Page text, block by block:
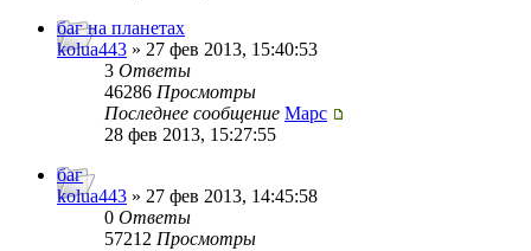
баг на планетах
kolua443 » 27 фев 2013, 15:40:53
3 Ответы
46286 Просмотры
Последнее сообщение Mapc
28 фев 2013, 15:27:55
баг
kolua443 » 27 фев 2013, 14:45:58
0 Ответы
57212 Просмотры